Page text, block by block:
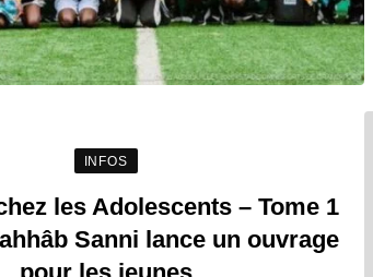
INFOS
les Adolescents – Tome 1
Sanni lance un ouvrage